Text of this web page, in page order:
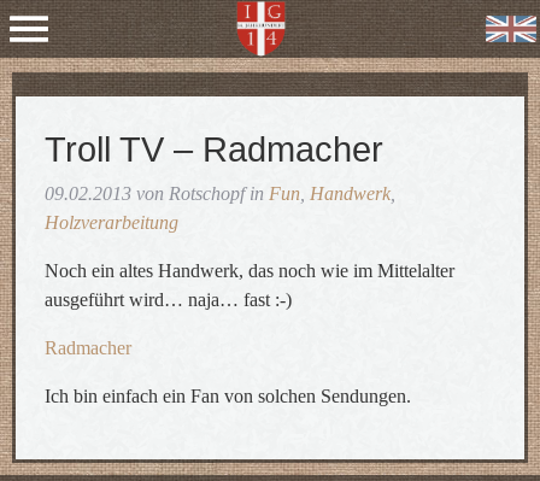
Troll TV – Radmacher
09.02.2013 von Rotschopf in Fun Handwerk
Holzverarbeitung
Noch ein altes Handwerk, das noch wie im Mittelalter
ausgeführt wird… naja… fast :-)
Radmacher
Ich bin einfach ein Fan von solchen Sendungen.